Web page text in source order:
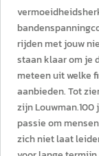
rijden met jouw
staan klaar om je
meteen uit welke
aanbieden. Tot
zijn
passie om
zich niet laat